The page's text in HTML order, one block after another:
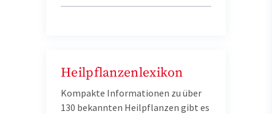
Heilpflanzenlexikon
Kompakte Informationen zu über
130 bekannten Heilpflanzen gibt es